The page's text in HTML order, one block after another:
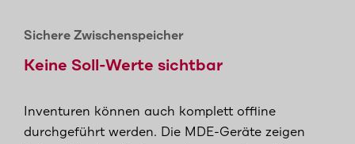
Sichere Zwischenspeicher
Keine Soll-Werte sichtbar
Inventuren können auch komplett offline
durchgeführt werden. Die MDE-Geräte zeigen